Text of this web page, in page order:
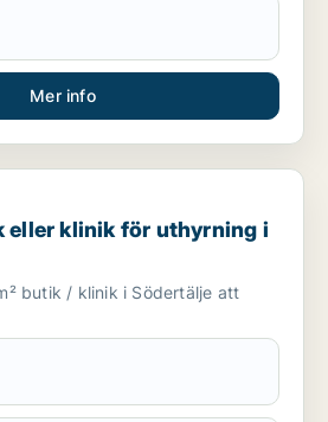
Mer info
klinik för uthyrning i Södertälje
eller klinik för uthyrning i
butik / klinik i Södertälje att